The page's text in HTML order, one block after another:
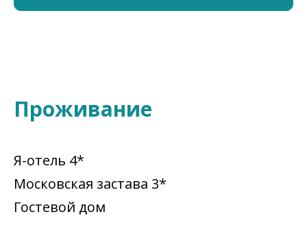
Проживание
Я-отель 4*
Московская застава 3*
Гостевой дом